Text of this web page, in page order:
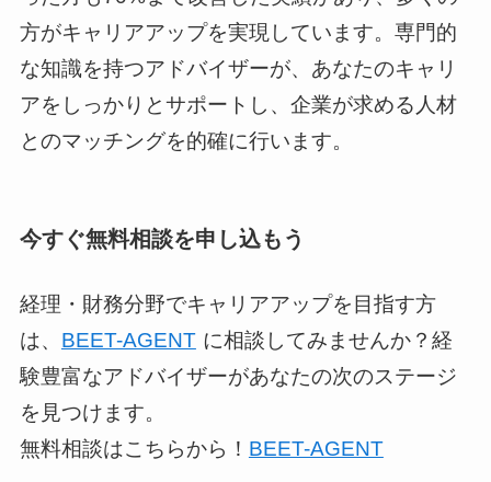
方がキャリアアップを実現しています。専門的
な知識を持つアドバイザーが、あなたのキャリ
アをしっかりとサポートし、企業が求める人材
とのマッチングを的確に行います。
今すぐ無料相談を申し込もう
経理・財務分野でキャリアアップを目指す方
は、 BEET-AGENT に相談してみませんか？経
験豊富なアドバイザーがあなたの次のステージ
を見つけます。
無料相談はこちらから！ BEET-AGENT